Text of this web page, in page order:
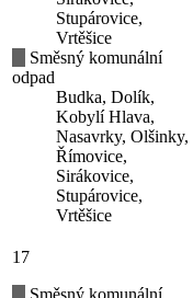
Stupárovice,
Vrtěšice
Směsný komunální
odpad
Budka, Dolík,
Kobylí Hlava,
Nasavrky, Olšinky,
Římovice,
Sirákovice,
Stupárovice,
Vrtěšice
17
Směsný komunální